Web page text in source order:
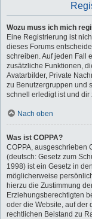
Wozu muss ich mich
Eine Registrierung ist
dieses Forums
schreiben. Auf jeden Fall
zusätzliche Funktionen,
Avatarbilder, Private
zu Benutzergruppen und
schnell erledigt ist und
Nach oben
Was ist COPPA?
COPPA, ausgeschrieben
(deutsch: Gesetz zum
1998) ist ein Gesetz in
möglicherweise
hierzu die Zustimmung
Erziehungsberechtigten
oder die Website, auf der
rechtlichen Beistand zu